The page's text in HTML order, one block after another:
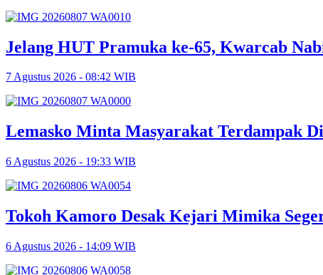
Jelang HUT Pramuka ke-65, Kwarcab
7 Agustus 2026 - 08:42 WIB
Lemasko Minta Masyarakat Terdampak
6 Agustus 2026 - 19:33 WIB
Tokoh Kamoro Desak Kejari Mimika
6 Agustus 2026 - 14:09 WIB